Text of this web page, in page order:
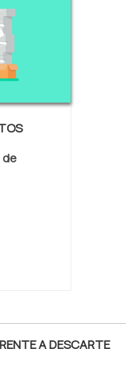
de
A DESCARTE